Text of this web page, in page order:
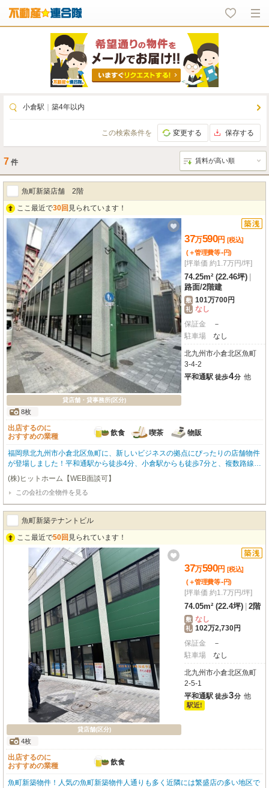
小倉駅 築4年以内
この検索条件を 変更する 保存する
7 件
魚町新築店舗 2階
ここ最近で30回 見られています！
貸店舗・貸事務所(区分)
8枚
37万590円 [税込]
(＋管理費等-円)
[坪単価 約1.7万円/坪]
74.25m² (22.46坪)
路面/2階建
敷 101万700円
礼 なし
保証金
－
駐車場
なし
北九州市小倉北区魚町
3-4-2
平和通駅 徒歩4分 他
出店するのに
おすすめの業種
飲食 喫茶 物販
福岡県北九州市小倉北区魚町に、新しいビジネスの拠点にぴったりの店舗物件
が登場しました！平和通駅から徒歩4分、小倉駅からも徒歩7分と、複数路線が
利用できる便利な立地が魅力です。駅前立地で商店街に面し、幹線道路沿いの
路面店なので、視認性も抜群。前面ガラス張りで開放感があり、お客様の目を
惹きつけます。約74.25㎡の広々とした空間は、スケルトン渡しのため、お客
様の理想の店舗デザインを自由に実現できます。ガス・給排水設備も完備して
おり、重飲食を含む飲食店全般、カフェ、小売・物販はもちろん、事務所や美
容業、医療、各種教室など、幅広い業種にご対応可能です。築浅で綺麗な物件
で、周辺にはドン・キホーテやマツモトキヨシ、飲食店も多く、集客力も期待
援する、魅力いっぱいの物件です。ぜひ一度ご内覧ください！
(株)ヒットホーム【WEB面談可】
この会社の全物件を見る
魚町新築テナントビル
ここ最近で50回 見られています！
貸店舗(区分)
4枚
37万590円 [税込]
(＋管理費等-円)
[坪単価 約1.7万円/坪]
74.05m² (22.4坪) 2階
敷 なし
礼 102万2,730円
保証金
－
駐車場
なし
北九州市小倉北区魚町
2-5-1
平和通駅 徒歩3分 他
駅近!
出店するのに
おすすめの業種
飲食
魚町新築物件！人気の魚町新築物件人通りも多く近隣には繁盛店の多い地区で